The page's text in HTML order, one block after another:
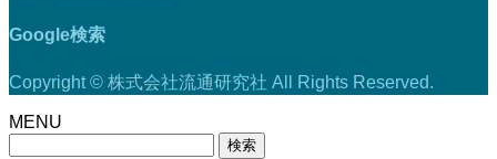
Google検索
Copyright © 株式会社流通研究社 All Rights Reserved.
MENU